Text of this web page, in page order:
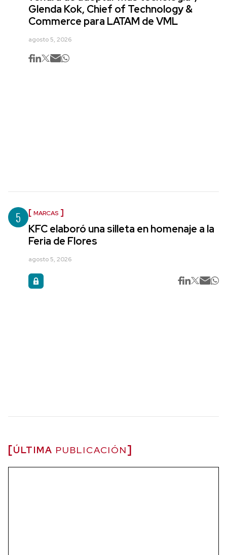
Glenda Kok, Chief of Technology &
Commerce para LATAM de VML
agosto 5, 2026
5 MARCAS
KFC elaboró una silleta en homenaje a la
Feria de Flores
agosto 5, 2026
ÚLTIMA PUBLICACIÓN